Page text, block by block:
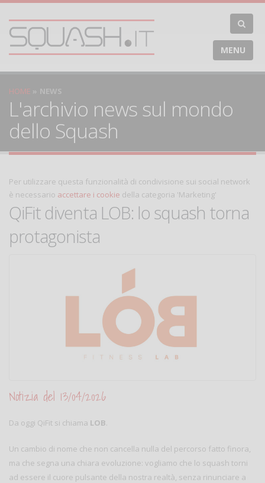
MENU
HOME NEWS
L'archivio news sul mondo
dello Squash
Per utilizzare questa funzionalità di condivisione sui social network
è necessario accettare i cookie della categoria 'Marketing'
QiFit diventa LOB: lo squash torna
protagonista
Notizia del 13/04/2026
Da oggi QiFit si chiama LOB.
Un cambio di nome che non cancella nulla del percorso fatto finora,
ma che segna una chiara evoluzione: vogliamo che lo squash torni
ad essere il cuore pulsante della nostra realtà, senza rinunciare a